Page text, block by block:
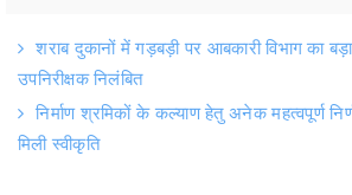
शराब दुकानों में गड़बड़ी पर आबकारी विभाग का
उपनिरीक्षक निलंबित
निर्माण श्रमिकों के कल्याण हेतु अनेक महत्वपूर्ण
मिली स्वीकृति